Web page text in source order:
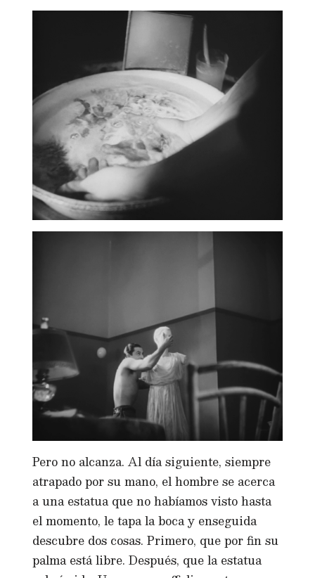
Pero no alcanza. Al día siguiente, siempre
atrapado por su mano, el hombre se acerca
a una estatua que no habíamos visto hasta
el momento, le tapa la boca y enseguida
descubre dos cosas. Primero, que por fin su
palma está libre. Después, que la estatua